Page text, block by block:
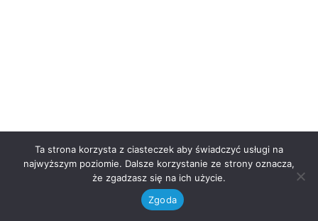
| Powered byWordPress
Ta strona korzysta z ciasteczek aby świadczyć usługi na
najwyższym poziomie. Dalsze korzystanie ze strony oznacza,
że zgadzasz się na ich użycie.
Zgoda